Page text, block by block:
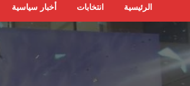
الرئيسية انتخابات أخبار سياسية